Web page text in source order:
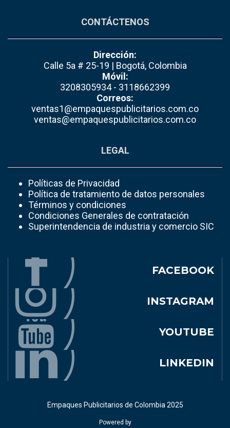
CONTÁCTENOS
Dirección:
Calle 5a # 25-19 | Bogotá, Colombia
Móvil:
3208305934 - 3118662399
Correos:
ventas1@empaquespublicitarios.com.co
ventas@empaquespublicitarios.com.co
LEGAL
Políticas de Privacidad
Política de tratamiento de datos personales
Términos y condiciones
Condiciones Generales de contratación
Superintendencia de industria y comercio SIC
FACEBOOK
INSTAGRAM
YOUTUBE
LINKEDIN
Empaques Publicitarios de Colombia 2025
Powered by